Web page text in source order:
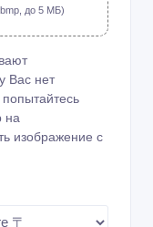
до 5 МБ)
Вас нет
на
изображение с